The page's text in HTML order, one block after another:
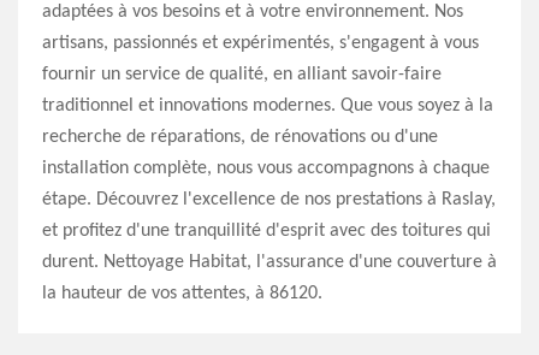
adaptées à vos besoins et à votre environnement. Nos
artisans, passionnés et expérimentés, s'engagent à vous
fournir un service de qualité, en alliant savoir-faire
traditionnel et innovations modernes. Que vous soyez à la
recherche de réparations, de rénovations ou d'une
installation complète, nous vous accompagnons à chaque
étape. Découvrez l'excellence de nos prestations à Raslay,
et profitez d'une tranquillité d'esprit avec des toitures qui
durent. Nettoyage Habitat, l'assurance d'une couverture à
la hauteur de vos attentes, à 86120.